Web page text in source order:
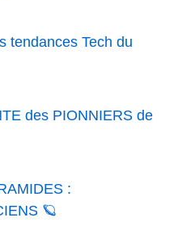
tendances Tech du
des PIONNIERS de
:
🪐